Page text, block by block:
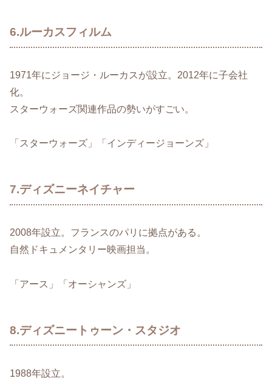
6.ルーカスフィルム
1971年にジョージ・ルーカスが設立。2012年に子会社
化。
スターウォーズ関連作品の勢いがすごい。
「スターウォーズ」「インディージョーンズ」
7.ディズニーネイチャー
2008年設立。フランスのパリに拠点がある。
自然ドキュメンタリー映画担当。
「アース」「オーシャンズ」
8.ディズニートゥーン・スタジオ
1988年設立。